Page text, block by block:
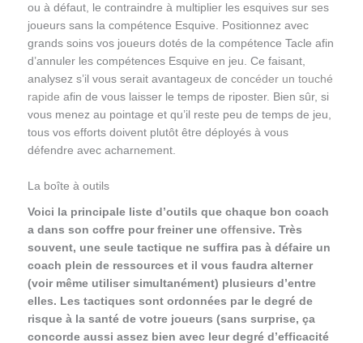
ou à défaut, le contraindre à multiplier les esquives sur ses
joueurs sans la compétence Esquive. Positionnez avec
grands soins vos joueurs dotés de la compétence Tacle afin
d’annuler les compétences Esquive en jeu. Ce faisant,
analysez s’il vous serait avantageux de concéder un touché
rapide afin de vous laisser le temps de riposter. Bien sûr, si
vous menez au pointage et qu’il reste peu de temps de jeu,
tous vos efforts doivent plutôt être déployés à vous
défendre avec acharnement.
La boîte à outils
Voici la principale liste d’outils que chaque bon coach
a dans son coffre pour freiner une offensive. Très
souvent, une seule tactique ne suffira pas à défaire un
coach plein de ressources et il vous faudra alterner
(voir même utiliser simultanément) plusieurs d’entre
elles. Les tactiques sont ordonnées par le degré de
risque à la santé de votre joueurs (sans surprise, ça
concorde aussi assez bien avec leur degré d’efficacité